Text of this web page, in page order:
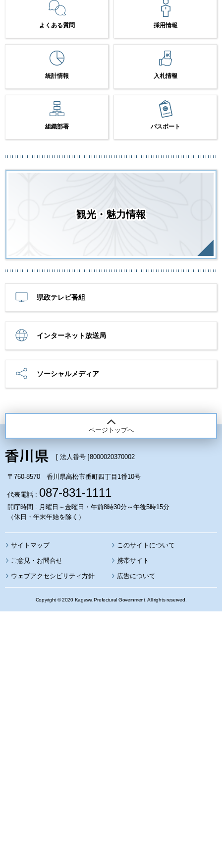
よくある質問 採用情報
統計情報 入札情報
組織部署 パスポート
観光・魅力情報
県政テレビ番組
インターネット放送局
ソーシャルメディア
ページトップへ
[ 法人番号 ]8000020370002
〒760-8570 香川県高松市番町四丁目1番10号
代表電話 : 087-831-1111
開庁時間 : 月曜日～金曜日・午前8時30分～午後5時15分
（休日・年末年始を除く）
サイトマップ このサイトについて
携帯サイト
ウェブアクセシビリティ方針 広告について
Copyright © 2020 Kagawa Prefectural Government. All rights reserved.